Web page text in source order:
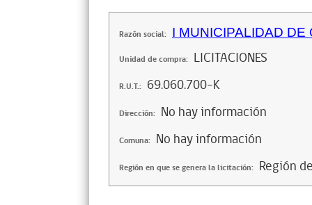
Razón social: I MUNICIPALIDAD DE
Unidad de compra: LICITACIONES
R.U.T.: 69.060.700-K
Dirección: No hay información
Comuna: No hay información
Región en que se genera la licitación: Región